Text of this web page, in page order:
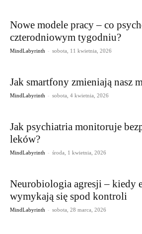
Nowe modele pracy – co
czterodniowym tygodniu?
MindLabyrinth - sobota, 11 kwietnia, 2026
Jak smartfony zmieniają nasz
MindLabyrinth - sobota, 4 kwietnia, 2026
Jak psychiatria monitoruje
leków?
MindLabyrinth - środa, 1 kwietnia, 2026
Neurobiologia agresji – kiedy
wymykają się spod kontroli
MindLabyrinth - sobota, 28 marca, 2026